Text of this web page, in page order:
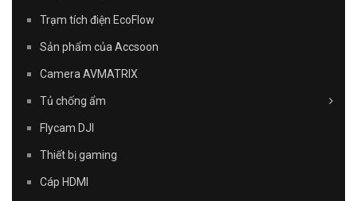
Trạm tích điện EcoFlow
Sản phẩm của Accsoon
Camera AVMATRIX
Tủ chống ẩm
Flycam DJI
Thiết bị gaming
Cáp HDMI